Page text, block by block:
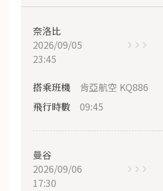
奈洛比
2026/09/05
23:45
搭乘班機 肯亞航空 KQ886
飛行時數 09:45
曼谷
2026/09/06
17:30